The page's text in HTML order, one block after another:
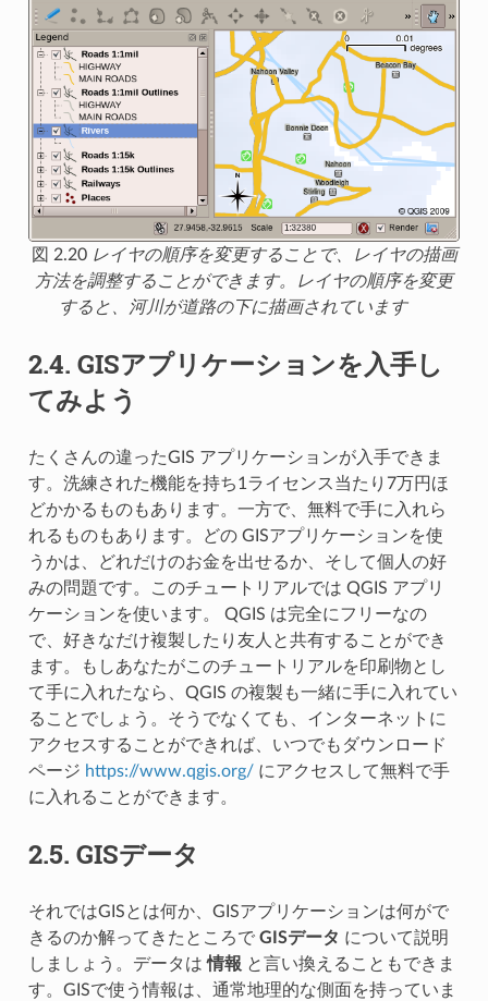
図 2.20 レイヤの順序を変更することで、レイヤの描画
方法を調整することができます。レイヤの順序を変更
すると、河川が道路の下に描画されています
2.4. GISアプリケーションを入手し
てみよう
たくさんの違ったGIS アプリケーションが入手できま
す。洗練された機能を持ち1ライセンス当たり7万円ほ
どかかるものもあります。一方で、無料で手に入れら
れるものもあります。どの GISアプリケーションを使
うかは、どれだけのお金を出せるか、そして個人の好
みの問題です。このチュートリアルでは QGIS アプリ
ケーションを使います。 QGIS は完全にフリーなの
で、好きなだけ複製したり友人と共有することができ
ます。もしあなたがこのチュートリアルを印刷物とし
て手に入れたなら、QGIS の複製も一緒に手に入れてい
ることでしょう。そうでなくても、インターネットに
アクセスすることができれば、いつでもダウンロード
ページ https://www.qgis.org/にアクセスして無料で手
に入れることができます。
2.5. GISデータ
それではGISとは何か、GISアプリケーションは何がで
きるのか解ってきたところで GISデータ について説明
しましょう。データは情報 と言い換えることもできま
す。GISで使う情報は、通常地理的な側面を持っていま